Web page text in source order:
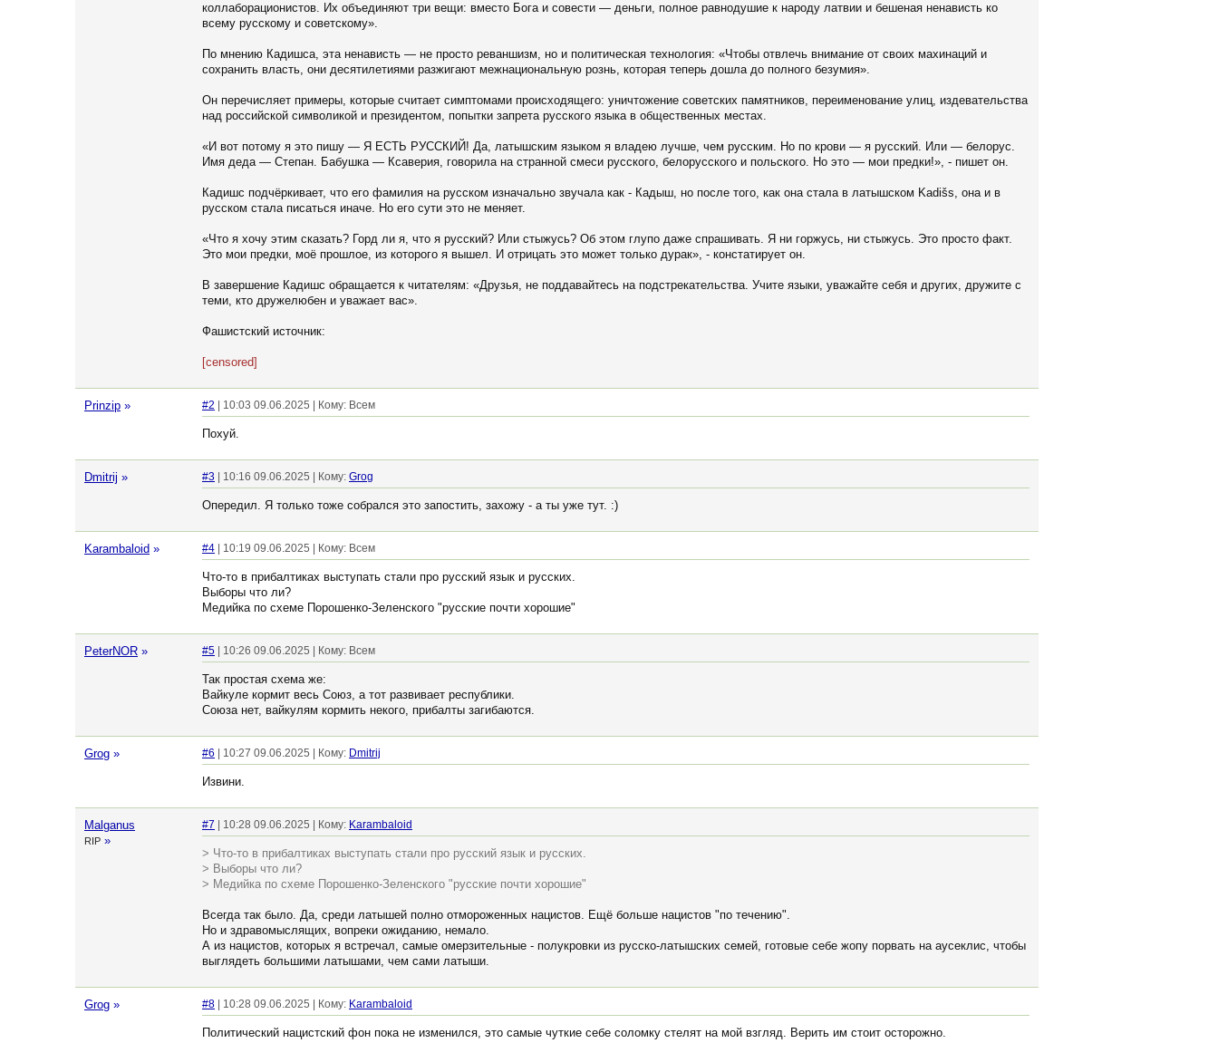
коллаборационистов. Их объединяют три вещи: вместо Бога и совести — деньги, полное равнодушие к народу латвии и бешеная ненависть ко
всему русскому и советскому».
По мнению Кадишса, эта ненависть — не просто реваншизм, но и политическая технология: «Чтобы отвлечь внимание от своих махинаций и
сохранить власть, они десятилетиями разжигают межнациональную рознь, которая теперь дошла до полного безумия».
Он перечисляет примеры, которые считает симптомами происходящего: уничтожение советских памятников, переименование улиц, издевательства
над российской символикой и президентом, попытки запрета русского языка в общественных местах.
«И вот потому я это пишу — Я ЕСТЬ РУССКИЙ! Да, латышским языком я владею лучше, чем русским. Но по крови — я русский. Или — белорус.
Имя деда — Степан. Бабушка — Ксаверия, говорила на странной смеси русского, белорусского и польского. Но это — мои предки!», - пишет он.
Кадишс подчёркивает, что его фамилия на русском изначально звучала как - Кадыш, но после того, как она стала в латышском Kadišs, она и в
русском стала писаться иначе. Но его сути это не меняет.
«Что я хочу этим сказать? Горд ли я, что я русский? Или стыжусь? Об этом глупо даже спрашивать. Я ни горжусь, ни стыжусь. Это просто факт.
Это мои предки, моё прошлое, из которого я вышел. И отрицать это может только дурак», - констатирует он.
В завершение Кадишс обращается к читателям: «Друзья, не поддавайтесь на подстрекательства. Учите языки, уважайте себя и других, дружите с
теми, кто дружелюбен и уважает вас».
Фашистский источник:
[censored]
Prinzip » #2 | 10:03 09.06.2025 | Кому: Всем
Похуй.
Dmitrij » #3 | 10:16 09.06.2025 | Кому: Grog
Опередил. Я только тоже собрался это запостить, захожу - а ты уже тут. :)
Karambaloid » #4 | 10:19 09.06.2025 | Кому: Всем
Что-то в прибалтиках выступать стали про русский язык и русских.
Выборы что ли?
Медийка по схеме Порошенко-Зеленского "русские почти хорошие"
PeterNOR » #5 | 10:26 09.06.2025 | Кому: Всем
Так простая схема же:
Вайкуле кормит весь Союз, а тот развивает республики.
Союза нет, вайкулям кормить некого, прибалты загибаются.
Grog » #6 | 10:27 09.06.2025 | Кому: Dmitrij
Извини.
Malganus
RIP »
#7 | 10:28 09.06.2025 | Кому: Karambaloid
> Что-то в прибалтиках выступать стали про русский язык и русских.
> Выборы что ли?
> Медийка по схеме Порошенко-Зеленского "русские почти хорошие"
Всегда так было. Да, среди латышей полно отмороженных нацистов. Ещё больше нацистов "по течению".
Но и здравомыслящих, вопреки ожиданию, немало.
А из нацистов, которых я встречал, самые омерзительные - полукровки из русско-латышских семей, готовые себе жопу порвать на аусеклис, чтобы
выглядеть большими латышами, чем сами латыши.
Grog » #8 | 10:28 09.06.2025 | Кому: Karambaloid
Политический нацистский фон пока не изменился, это самые чуткие себе соломку стелят на мой взгляд. Верить им стоит осторожно.